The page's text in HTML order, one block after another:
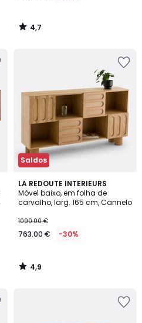
4,7
/
Saldos
LA REDOUTE INTERIEURS
Móvel baixo, em folha de
carvalho, larg. 165 cm, Cannelo
1090.00 €
763.00 € -30%
4,9
/ 5
4,9
/